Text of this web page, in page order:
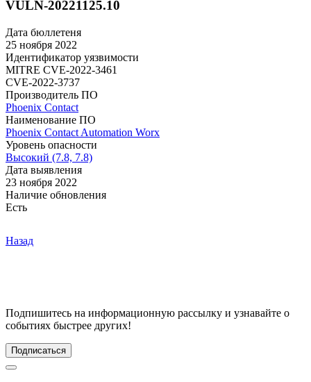
VULN-20221125.10
Дата бюллетеня
25 ноября 2022
Идентификатор уязвимости
MITRE CVE-2022-3461
CVE-2022-3737
Производитель ПО
Phoenix Contact
Наименование ПО
Phoenix Contact Automation Worx
Уровень опасности
Высокий (7.8, 7.8)
Дата выявления
23 ноября 2022
Наличие обновления
Есть
Назад
Подпишитесь на информационную рассылку и узнавайте о
событиях быстрее других!
Подписаться